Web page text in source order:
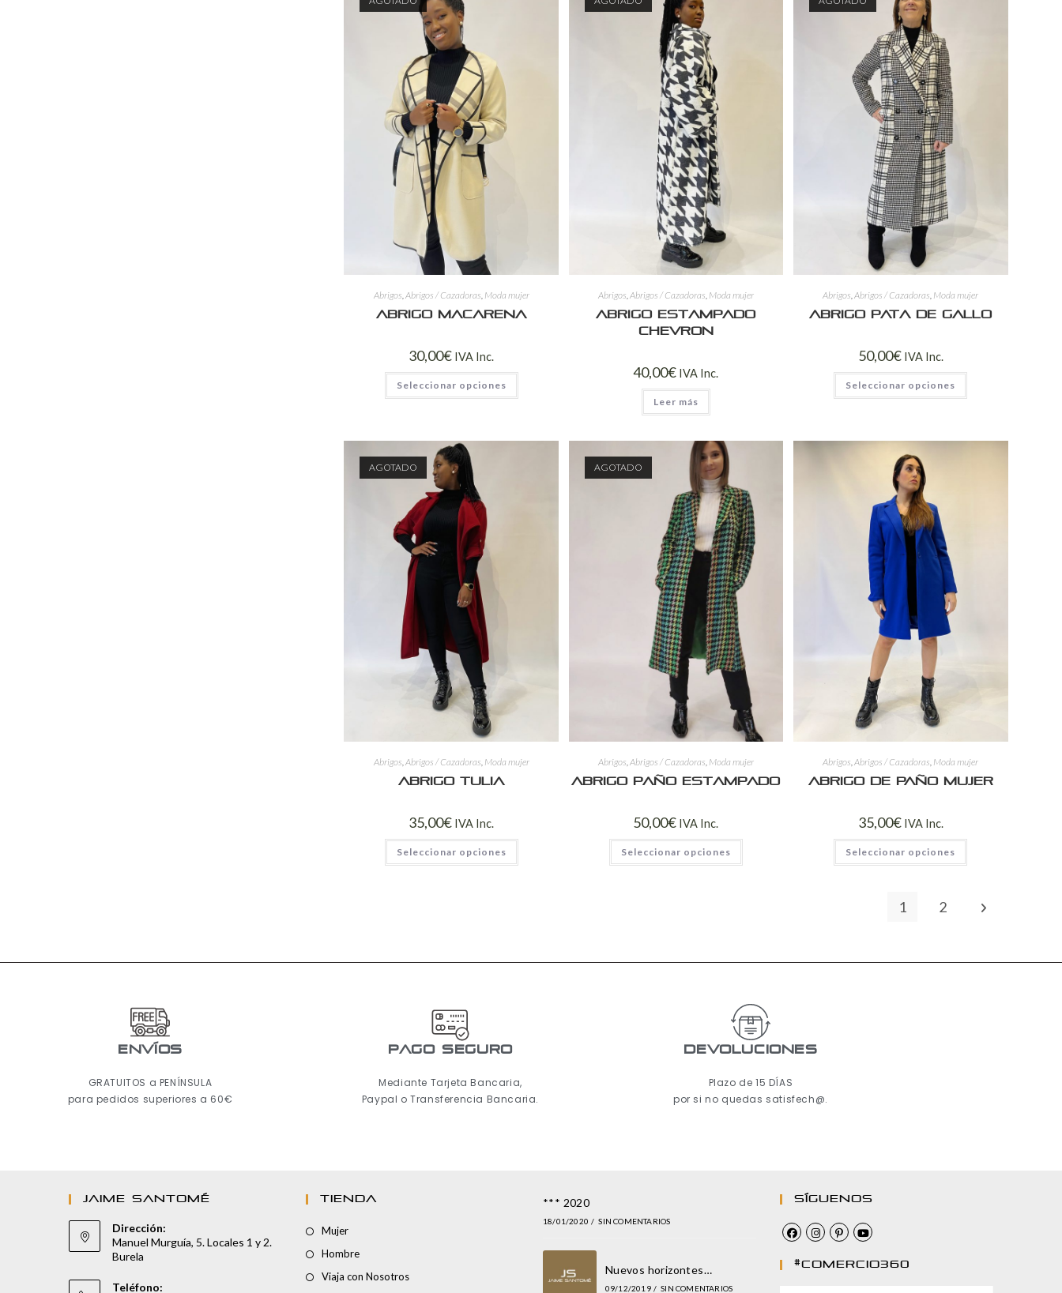
Abrigos Abrigos / Cazadoras Moda mujer
Abrigo Macarena
30,00€ IVA Inc.
Seleccionar opciones
Abrigos Abrigos / Cazadoras Moda mujer
Abrigo estampado
chevron
40,00€ IVA Inc.
Leer más
Abrigos ,Abrigos / Cazadoras Moda mujer
Abrigo pata de gallo
50,00€ IVA Inc.
Seleccionar opciones
AGOTADO
Abrigos Abrigos / Cazadoras Moda mujer
Abrigo Tulia
35,00€ IVA Inc.
Seleccionar opciones
AGOTADO
Abrigos Abrigos / Cazadoras Moda mujer
Abrigo paño estampado
50,00€ IVA Inc.
Seleccionar opciones
Abrigos ,Abrigos / Cazadoras Moda mujer
Abrigo de Paño Mujer
35,00€ IVA Inc.
Seleccionar opciones
1 2
ENVÍOS
GRATUITOS a PENÍNSULA
para pedidos superiores a 60€
pago seguro
Mediante Tarjeta Bancaria,
Paypal o Transferencia Bancaria.
Devoluciones
Plazo de 15 DÍAS
por si no quedas satisfech@.
JAIME SANTOMÉ
Dirección:
Manuel Murguía, 5. Locales 1 y 2.
Burela
Teléfono:
TIENDA
Mujer
Hombre
Viaja con Nosotros
*** 2020
18/01/2020 / SIN COMENTARIOS
Nuevos horizontes…
09/12/2019 / SIN COMENTARIOS
Síguenos
#comercio360